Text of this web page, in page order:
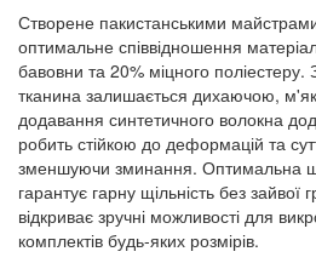
Створене пакистанськими
оптимальне співвідношення
бавовни та 20% міцного поліестеру.
тканина залишається дихаючою,
додавання синтетичного волокна
робить стійкою до деформацій та
зменшуючи зминання. Оптимальна
гарантує гарну щільність без
відкриває зручні можливості для
комплектів будь-яких розмірів.